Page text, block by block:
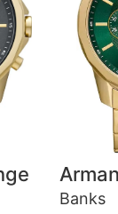
Banks